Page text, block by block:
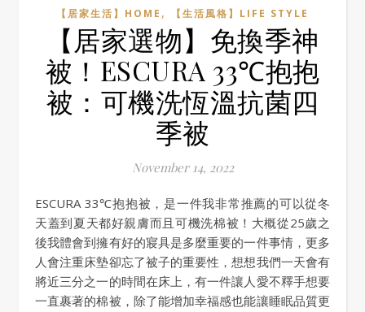
【居家生活】HOME , 【生活風格】LIFE STYLE
【居家選物】免換季神
被！ESCURA 33℃抱抱
被：可機洗恆溫抗菌四
季被
November 14, 2022
ESCURA 33℃抱抱被，是一件我非常推薦的可以從冬
天蓋到夏天都好親膚而且可機洗棉被！大概從25歲之
後我體會到擁有好的寢具是多麼重要的一件事情，更多
人會注重床墊卻忘了被子的重要性，想想我們一天會有
將近三分之一的時間在床上，有一件讓人愛不釋手想要
一直裹著的棉被，除了能增加幸福感也能讓睡眠品質更